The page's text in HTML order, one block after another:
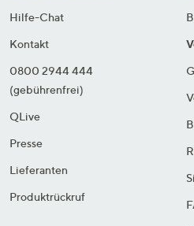
Hilfe-Chat
Kontakt
0800 2944 444
(gebührenfrei)
QLive
Presse
Lieferanten
Produktrückruf